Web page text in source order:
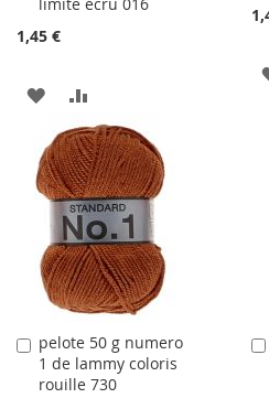
limite écru 016
1,45 €
AJOUTER
À
LA
LISTE
D'ACHATS
AU
COMPARATEUR
pelote 50 g numero
1 de lammy coloris
rouille 730
Ajouter
au
panier